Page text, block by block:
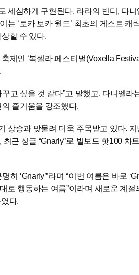
세심하게 구현된다. 라라의 빈디, 다
‘토카 보카 월드’ 최초의 게스트 캐릭
할 수 있다.
제인 ‘복셀라 페스티벌(Voxella
고 싶을 것 같다”고 말했고, 다니엘
즐거움을 강조했다.
승과 맞물려 더욱 주목받고 있다. 지
근 싱글 “Gnarly”로 빌보드 핫100
히 ‘Gnarly’”라며 “이번 여름은 바로
로 행동하는 여름”이라며 새로운 계
다.